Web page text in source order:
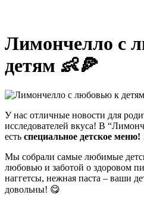
Лимончелло с
детям 👶🍕
У нас отличные новости для
исследователей вкуса! В
есть специальное детское меню!
Мы собрали самые любимые
любовью и заботой о здоровом
наггетсы, нежная паста – ваши
довольны! 😋